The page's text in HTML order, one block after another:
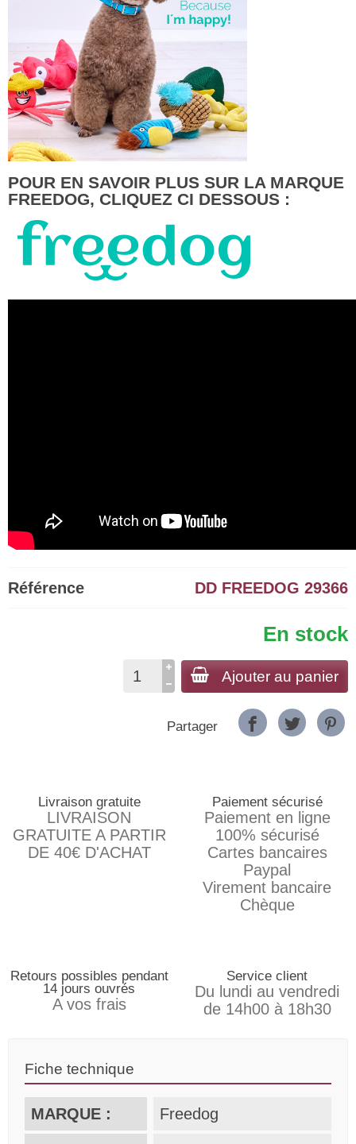
POUR EN SAVOIR PLUS SUR LA MARQUE
FREEDOG, CLIQUEZ CI DESSOUS :
Référence DD FREEDOG 29366
En stock
Ajouter au panier
Partager
Livraison gratuite
LIVRAISON
GRATUITE A PARTIR
DE 40€ D'ACHAT
Paiement sécurisé
Paiement en ligne
100% sécurisé
Cartes bancaires
Paypal
Virement bancaire
Chèque
Retours possibles pendant
14 jours ouvrés
A vos frais
Service client
Du lundi au vendredi
de 14h00 à 18h30
Fiche technique
MARQUE : Freedog